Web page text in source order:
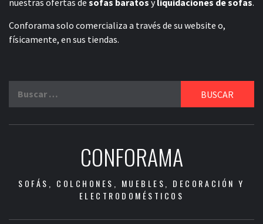
nuestras ofertas de sofas baratos yliquidaciones de sofas.
Conforama solo comercializa a través de su website o,
físicamente, en sus tiendas.
CONFORAMA
SOFÁS, COLCHONES, MUEBLES, DECORACIÓN Y
ELECTRODOMÉSTICOS